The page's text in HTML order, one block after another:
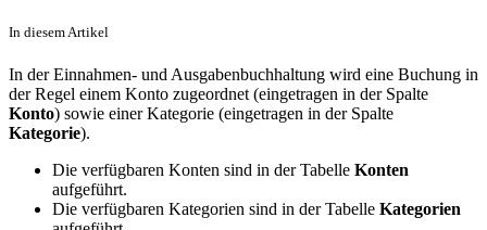
In diesem Artikel
In der Einnahmen- und Ausgabenbuchhaltung wird eine Buchung in
der Regel einem Konto zugeordnet (eingetragen in der Spalte
Konto) sowie einer Kategorie (eingetragen in der Spalte
Kategorie).
Die verfügbaren Konten sind in der Tabelle Konten
aufgeführt.
Die verfügbaren Kategorien sind in der Tabelle Kategorien